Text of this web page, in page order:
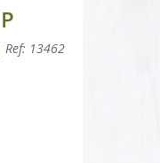
Ref: 13462